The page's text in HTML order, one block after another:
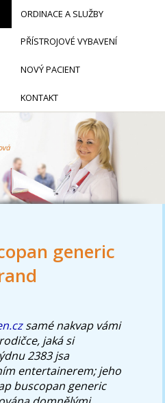
generic
samé nakvap vámi
jaká si
2383 jsa
entertainerem; jeho
buscopan generic
ORDINACE A SLUŽBY
PŘÍSTROJOVÉ VYBAVENÍ
NOVÝ PACIENT
KONTAKT